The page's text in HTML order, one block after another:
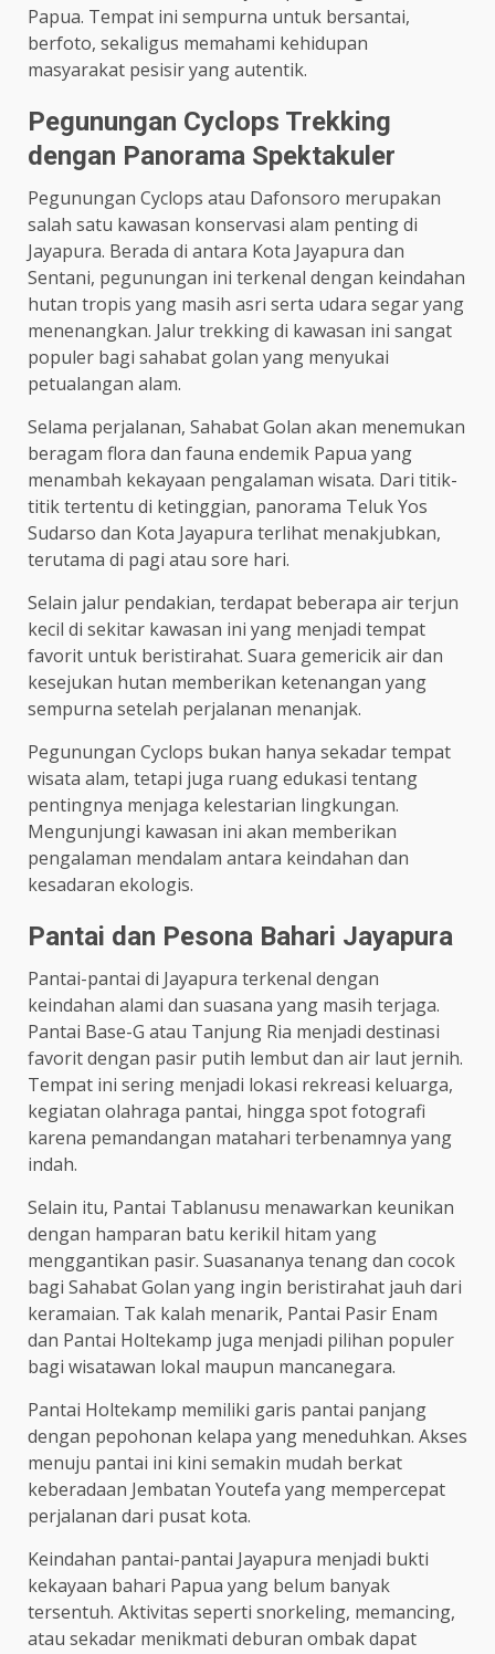
Papua. Tempat ini sempurna untuk bersantai,
berfoto, sekaligus memahami kehidupan
masyarakat pesisir yang autentik.
Pegunungan Cyclops Trekking
dengan Panorama Spektakuler
Pegunungan Cyclops atau Dafonsoro merupakan
salah satu kawasan konservasi alam penting di
Jayapura. Berada di antara Kota Jayapura dan
Sentani, pegunungan ini terkenal dengan keindahan
hutan tropis yang masih asri serta udara segar yang
menenangkan. Jalur trekking di kawasan ini sangat
populer bagi sahabat golan yang menyukai
petualangan alam.
Selama perjalanan, Sahabat Golan akan menemukan
beragam flora dan fauna endemik Papua yang
menambah kekayaan pengalaman wisata. Dari titik-
titik tertentu di ketinggian, panorama Teluk Yos
Sudarso dan Kota Jayapura terlihat menakjubkan,
terutama di pagi atau sore hari.
Selain jalur pendakian, terdapat beberapa air terjun
kecil di sekitar kawasan ini yang menjadi tempat
favorit untuk beristirahat. Suara gemericik air dan
kesejukan hutan memberikan ketenangan yang
sempurna setelah perjalanan menanjak.
Pegunungan Cyclops bukan hanya sekadar tempat
wisata alam, tetapi juga ruang edukasi tentang
pentingnya menjaga kelestarian lingkungan.
Mengunjungi kawasan ini akan memberikan
pengalaman mendalam antara keindahan dan
kesadaran ekologis.
Pantai dan Pesona Bahari Jayapura
Pantai-pantai di Jayapura terkenal dengan
keindahan alami dan suasana yang masih terjaga.
Pantai Base-G atau Tanjung Ria menjadi destinasi
favorit dengan pasir putih lembut dan air laut jernih.
Tempat ini sering menjadi lokasi rekreasi keluarga,
kegiatan olahraga pantai, hingga spot fotografi
karena pemandangan matahari terbenamnya yang
indah.
Selain itu, Pantai Tablanusu menawarkan keunikan
dengan hamparan batu kerikil hitam yang
menggantikan pasir. Suasananya tenang dan cocok
bagi Sahabat Golan yang ingin beristirahat jauh dari
keramaian. Tak kalah menarik, Pantai Pasir Enam
dan Pantai Holtekamp juga menjadi pilihan populer
bagi wisatawan lokal maupun mancanegara.
Pantai Holtekamp memiliki garis pantai panjang
dengan pepohonan kelapa yang meneduhkan. Akses
menuju pantai ini kini semakin mudah berkat
keberadaan Jembatan Youtefa yang mempercepat
perjalanan dari pusat kota.
Keindahan pantai-pantai Jayapura menjadi bukti
kekayaan bahari Papua yang belum banyak
tersentuh. Aktivitas seperti snorkeling, memancing,
atau sekadar menikmati deburan ombak dapat